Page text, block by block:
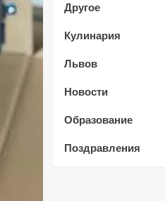
Другое
Кулинария
Львов
Новости
Образование
Поздравления